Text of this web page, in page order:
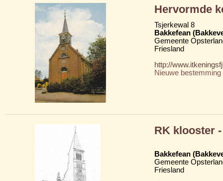
Hervormde
Tsjerkewal 8
Bakkefean
Gemeente
Friesland
http://
Nieuwe bestemming
RK klooster
Bakkefean
Gemeente
Friesland